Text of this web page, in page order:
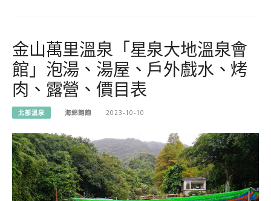
金山萬里溫泉「星泉大地溫泉會
館」泡湯、湯屋、戶外戲水、烤
肉、露營、價目表
北部溫泉 海綿飽飽 2023-10-10